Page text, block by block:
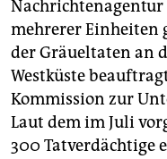
Nachrichtenagentur
mehrerer Einheiten
der Gräueltaten an
Westküste
Kommission zur
Laut dem im Juli
300 Tatverdächtige